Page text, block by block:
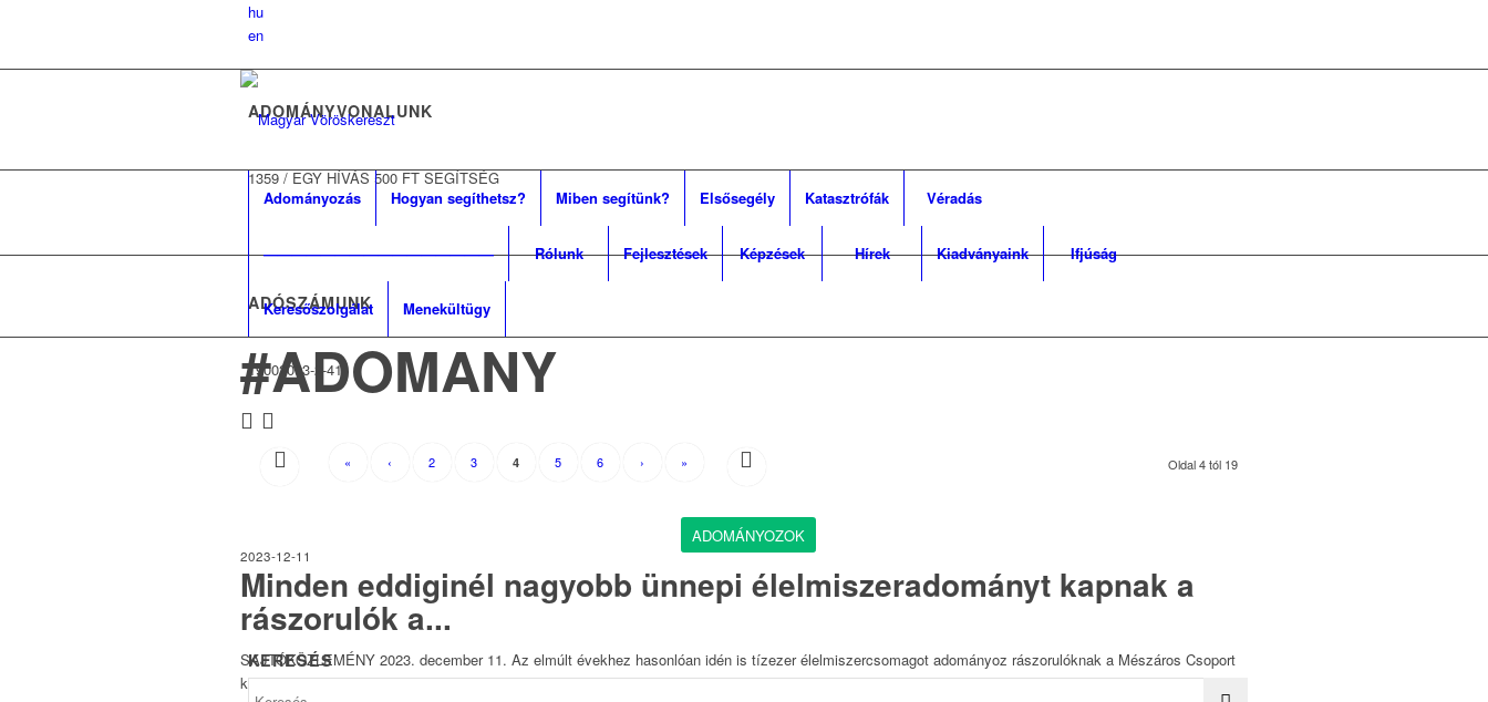
hu
en
ADOMÁNYVONALUNK
1359/ EGY HÍVÁS 500 FT SEGÍTSÉG
ADÓSZÁMUNK
19002093-2-41
ADOMÁNYOZOK
KERESÉS
Adományozás Hogyan segíthetsz? Miben segítünk? Elsősegély Katasztrófák Véradás
———————————————— Rólunk Fejlesztések Képzések Hírek Kiadványaink Ifjúság
Keresőszolgálat Menekültügy
#ADOMANY
Oldal 4 tól 19
« ‹ 2 3 4 5 6 › »
2023-12-11
Minden eddiginél nagyobb ünnepi élelmiszeradományt kapnak a
rászorulók a...
SAJTÓKÖZLEMÉNY 2023. december 11. Az elmúlt évekhez hasonlóan idén is tízezer élelmiszercsomagot adományoz rászorulóknak a Mészáros Csoport
karitatív tevékenységét...